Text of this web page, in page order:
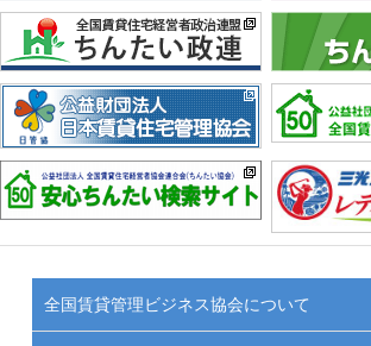
全国賃貸管理ビジネス協会について